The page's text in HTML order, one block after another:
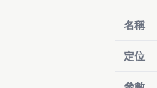
名稱
定位